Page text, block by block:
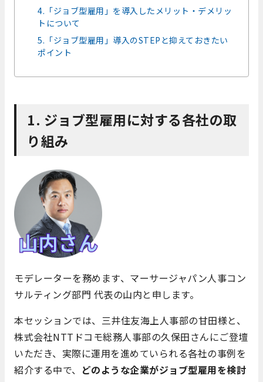
4.「ジョブ型雇用」を導入したメリット・デメリッ
トについて
5.「ジョブ型雇用」導入のSTEPと抑えておきたい
ポイント
1. ジョブ型雇用に対する各社の取
り組み
モデレーターを務めます、マーサージャパン人事コン
サルティング部門 代表の山内と申します。
本セッションでは、三井住友海上人事部の甘田様と、
株式会社NTTドコモ総務人事部の久保田さんにご登壇
いただき、実際に運用を進めていられる各社の事例を
紹介する中で、 どのような企業がジョブ型雇用を検討